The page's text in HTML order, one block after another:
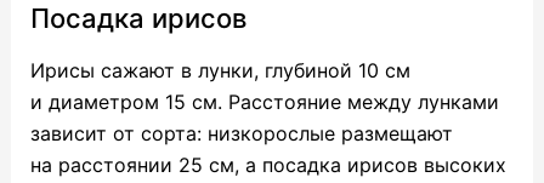
Посадка ирисов
Ирисы сажают в лунки, глубиной 10 см
и диаметром 15 см. Расстояние между лунками
зависит от сорта: низкорослые размещают
на расстоянии 25 см, а посадка ирисов высоких